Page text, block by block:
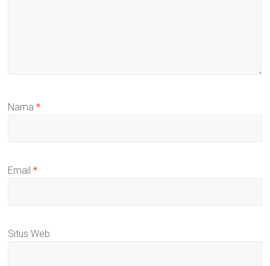
Nama*
Email*
Situs Web